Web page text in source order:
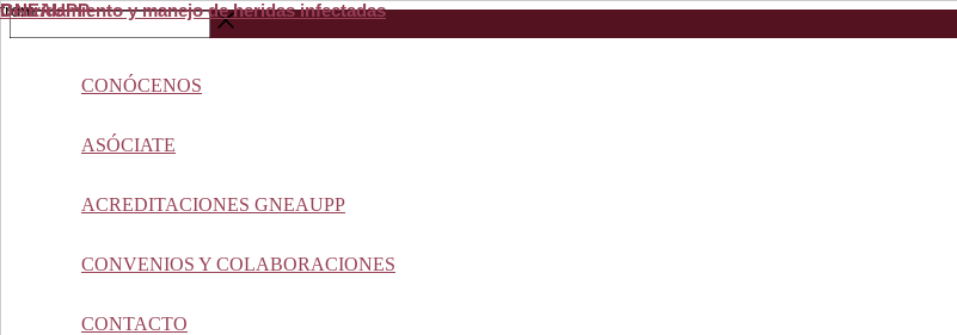
Ir
al
Buscar
…
CONÓCENOS
ASÓCIATE
ACREDITACIONES GNEAUPP
CONVENIOS Y COLABORACIONES
CONTACTO
Debridamiento y manejo de heridas infectadas
from
GNEAUPP.